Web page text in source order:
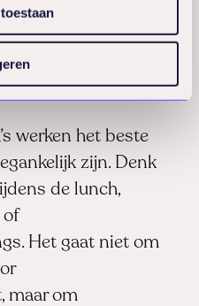
werken het beste
zijn. Denk
de lunch,
of
Het gaat niet om
, maar om